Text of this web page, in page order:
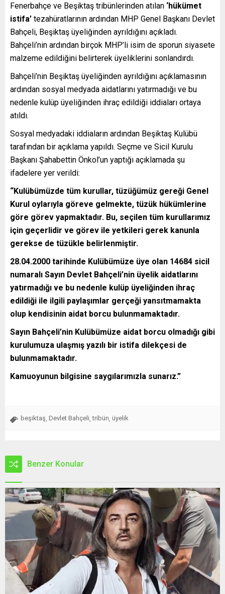
Fenerbahçe ve Beşiktaş tribünlerinden atılan ‘hükümet
istifa’ tezahüratlarının ardından MHP Genel Başkanı Devlet
Bahçeli, Beşiktaş üyeliğinden ayrıldığını açıkladı.
Bahçeli’nin ardından birçok MHP’li isim de sporun siyasete
malzeme edildiğini belirterek üyeliklerini sonlandırdı.
Bahçeli’nin Beşiktaş üyeliğinden ayrıldığını açıklamasının
ardından sosyal medyada aidatlarını yatırmadığı ve bu
nedenle kulüp üyeliğinden ihraç edildiği iddiaları ortaya
atıldı.
Sosyal medyadaki iddiaların ardından Beşiktaş Kulübü
tarafından bir açıklama yapıldı. Seçme ve Sicil Kurulu
Başkanı Şahabettin Önkol’un yaptığı açıklamada şu
ifadelere yer verildi:
“Kulübümüzde tüm kurullar, tüzüğümüz gereği Genel
Kurul oylarıyla göreve gelmekte, tüzük hükümlerine
göre görev yapmaktadır. Bu, seçilen tüm kurullarımız
için geçerlidir ve görev ile yetkileri gerek kanunla
gerekse de tüzükle belirlenmiştir.
28.04.2000 tarihinde Kulübümüze üye olan 14684 sicil
numaralı Sayın Devlet Bahçeli’nin üyelik aidatlarını
yatırmadığı ve bu nedenle kulüp üyeliğinden ihraç
edildiği ile ilgili paylaşımlar gerçeği yansıtmamakta
olup kendisinin aidat borcu bulunmamaktadır.
Sayın Bahçeli’nin Kulübümüze aidat borcu olmadığı gibi
kurulumuza ulaşmış yazılı bir istifa dilekçesi de
bulunmamaktadır.
Kamuoyunun bilgisine saygılarımızla sunarız.”
beşiktaş Devlet Bahçeli ,tribün üyelik
Benzer Konular